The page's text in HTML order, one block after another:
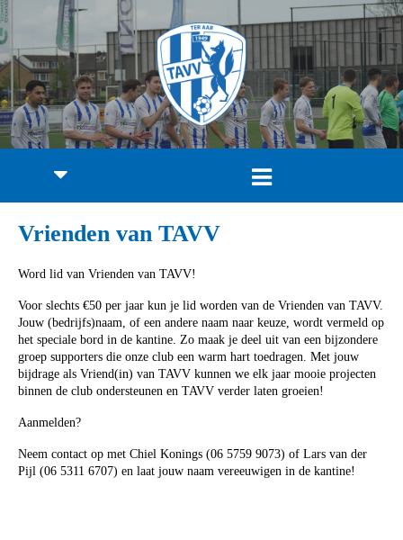
Vrienden van TAVV
Word lid van Vrienden van TAVV!
Voor slechts €50 per jaar kun je lid worden van de Vrienden van TAVV.
Jouw (bedrijfs)naam, of een andere naam naar keuze, wordt vermeld op
het speciale bord in de kantine. Zo maak je deel uit van een bijzondere
groep supporters die onze club een warm hart toedragen. Met jouw
bijdrage als Vriend(in) van TAVV kunnen we elk jaar mooie projecten
binnen de club ondersteunen en TAVV verder laten groeien!
Aanmelden?
Neem contact op met Chiel Konings (06 5759 9073) of Lars van der
Pijl (06 5311 6707) en laat jouw naam vereeuwigen in de kantine!